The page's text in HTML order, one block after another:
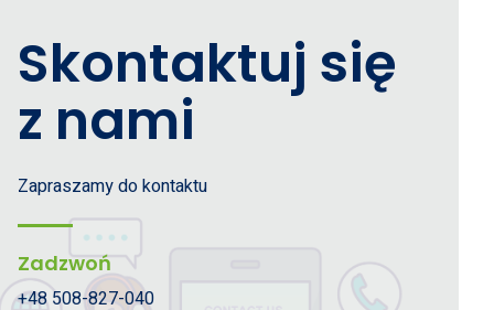
Skontaktuj się
z nami
Zapraszamy do kontaktu
Zadzwoń
+48 508-827-040